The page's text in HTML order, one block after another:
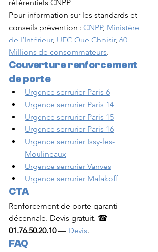
référentiels CNPP
Pour information sur les standards et
conseils prévention : CNPP, Ministère
de l’Intérieur, UFC Que Choisir, 60
Millions de consommateurs.
Couverture renforcement
de porte
Urgence serrurier Paris 6
Urgence serrurier Paris 14
Urgence serrurier Paris 15
Urgence serrurier Paris 16
Urgence serrurier Issy-les-
Moulineaux
Urgence serrurier Vanves
Urgence serrurier Malakoff
CTA
Renforcement de porte garanti
décennale. Devis gratuit. ☎
01.76.50.20.10 — Devis.
FAQ